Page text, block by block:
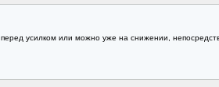
усилком или можно уже на снижении,